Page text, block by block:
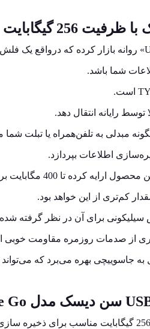
256 گیگابایت
اطلاعات بپردازد.
400 مگابایت بر ثانیه است
کم‌تری از این خواهد بود.
از صدمات روزمره مقاومت خوبی
جاسوییچی بهره می‌برد که